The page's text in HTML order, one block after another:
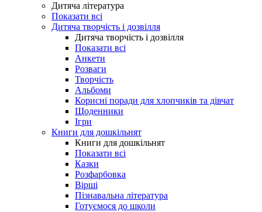
Дитяча література
Показати всі
Дитяча творчість і дозвілля
Дитяча творчість і дозвілля
Показати всі
Анкети
Розваги
Творчість
Альбоми
Корисні поради для хлопчиків та дівчат
Щоденники
Ігри
Книги для дошкільнят
Книги для дошкільнят
Показати всі
Казки
Розфарбовка
Вірші
Пізнавальна література
Готуємося до школи